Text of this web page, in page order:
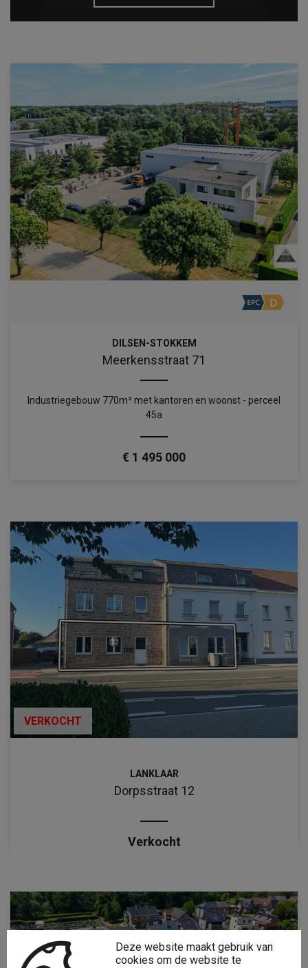
DILSEN-STOKKEM
Meerkensstraat 71
Industriegebouw 770m² met kantoren en woonst - perceel
45a
€ 1 495 000
VERKOCHT
LANKLAAR
Dorpsstraat 12
Verkocht
Deze website maakt gebruik van
cookies om de website te